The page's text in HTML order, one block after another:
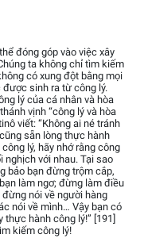
đóng góp vào việc xây
ta không chỉ tìm kiếm
có xung đột bằng mọi
sinh ra từ công lý.
lý của cá nhân và hòa
vịnh “công lý và hòa
viết: “Không ai né tránh
sẵn lòng thực hành
lý, hãy nhớ rằng công
nghịch với nhau. Tại sao
bảo bạn đừng trộm cắp,
làm ngơ; đừng làm điều
nói về người hàng
nói về mình… Vậy bạn có
hành công lý!” [191]
kiếm công lý!